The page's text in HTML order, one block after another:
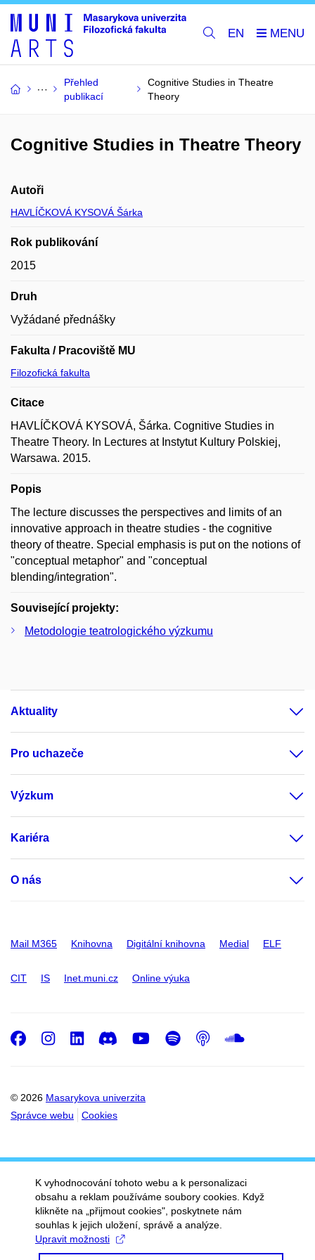
EN
Přehled
publikací
Cognitive Studies in Theatre
Theory
Cognitive Studies in Theatre Theory
Autoři
HAVLÍČKOVÁ KYSOVÁ Šárka
Rok publikování
2015
Druh
Vyžádané přednášky
Fakulta / Pracoviště MU
Filozofická fakulta
Citace
HAVLÍČKOVÁ KYSOVÁ, Šárka. Cognitive Studies in
Theatre Theory. In Lectures at Instytut Kultury Polskiej,
Warsawa. 2015.
Popis
The lecture discusses the perspectives and limits of an
innovative approach in theatre studies - the cognitive
theory of theatre. Special emphasis is put on the notions of
"conceptual metaphor" and "conceptual
blending/integration".
Související projekty:
Metodologie teatrologického výzkumu
Aktuality
Pro uchazeče
Výzkum
Kariéra
O nás
Mail M365 Knihovna Digitální knihovna Medial ELF
CIT IS Inet.muni.cz Online výuka
© 2026 Masarykova univerzita
Správce webu
Cookies
Facebook
Instagram
LinkedIn
DiscordYoutube
Spotify
Podcast
K vyhodnocování tohoto webu a k personalizaci
obsahu a reklam používáme soubory cookies. Když
klikněte na „přijmout cookies", poskytnete nám
souhlas k jejich uložení, správě a analýze.
Upravit možnosti